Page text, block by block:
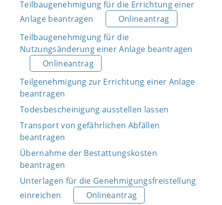
Teilbaugenehmigung für die Errichtung einer
Anlage beantragen
Onlineantrag
Teilbaugenehmigung für die
Nutzungsänderung einer Anlage beantragen
Onlineantrag
Teilgenehmigung zur Errichtung einer Anlage
beantragen
Todesbescheinigung ausstellen lassen
Transport von gefährlichen Abfällen
beantragen
Übernahme der Bestattungskosten
beantragen
Unterlagen für die Genehmigungsfreistellung
einreichen
Onlineantrag